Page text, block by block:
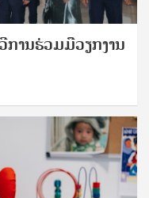
ານຮ່ວມມືວຽກງານ